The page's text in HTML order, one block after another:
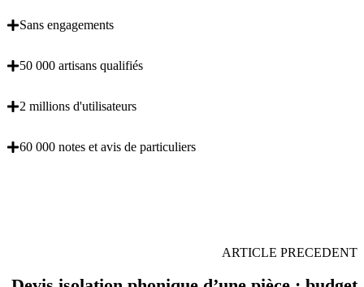
Sans engagements
50 000 artisans qualifiés
2 millions d'utilisateurs
60 000 notes et avis de particuliers
ARTICLE PRECEDENT